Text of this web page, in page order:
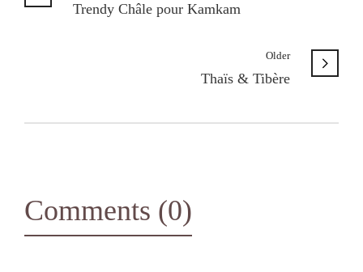
Trendy Châle pour Kamkam
Older
Thaïs & Tibère
Comments (0)